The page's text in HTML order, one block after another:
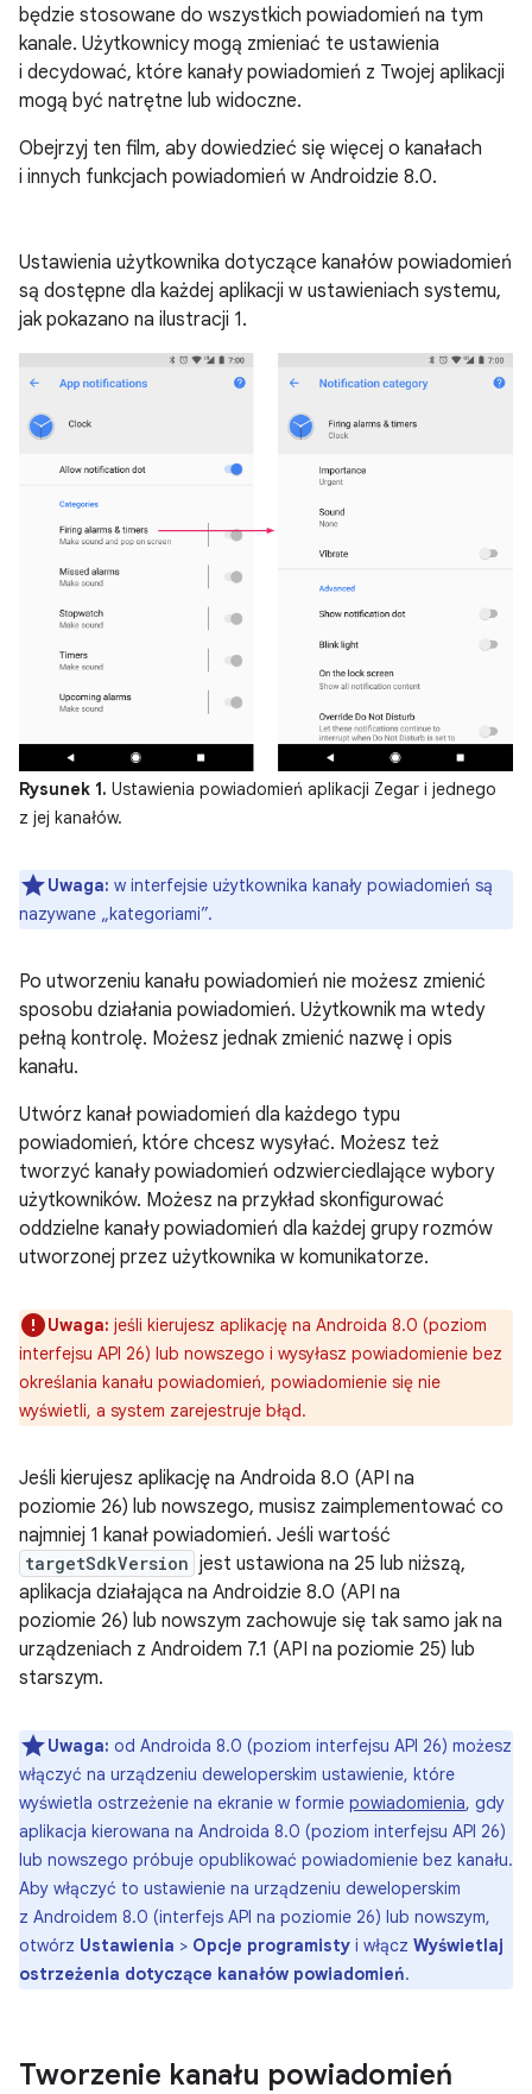
będzie stosowane do wszystkich powiadomień na tym
kanale. Użytkownicy mogą zmieniać te ustawienia
i decydować, które kanały powiadomień z Twojej aplikacji
mogą być natrętne lub widoczne.
Obejrzyj ten film, aby dowiedzieć się więcej o kanałach
i innych funkcjach powiadomień w Androidzie 8.0.
Ustawienia użytkownika dotyczące kanałów powiadomień
są dostępne dla każdej aplikacji w ustawieniach systemu,
jak pokazano na ilustracji 1.
Rysunek 1. Ustawienia powiadomień aplikacji Zegar i jednego
z jej kanałów.
Uwaga: w interfejsie użytkownika kanały powiadomień są
nazywane „kategoriami”.
Po utworzeniu kanału powiadomień nie możesz zmienić
sposobu działania powiadomień. Użytkownik ma wtedy
pełną kontrolę. Możesz jednak zmienić nazwę i opis
kanału.
Utwórz kanał powiadomień dla każdego typu
powiadomień, które chcesz wysyłać. Możesz też
tworzyć kanały powiadomień odzwierciedlające wybory
użytkowników. Możesz na przykład skonfigurować
oddzielne kanały powiadomień dla każdej grupy rozmów
utworzonej przez użytkownika w komunikatorze.
Uwaga: jeśli kierujesz aplikację na Androida 8.0 (poziom
interfejsu API 26) lub nowszego i wysyłasz powiadomienie bez
określania kanału powiadomień, powiadomienie się nie
wyświetli, a system zarejestruje błąd.
Jeśli kierujesz aplikację na Androida 8.0 (API na
poziomie 26) lub nowszego, musisz zaimplementować co
najmniej 1 kanał powiadomień. Jeśli wartość
targetSdkVersion jest ustawiona na 25 lub niższą,
aplikacja działająca na Androidzie 8.0 (API na
poziomie 26) lub nowszym zachowuje się tak samo jak na
urządzeniach z Androidem 7.1 (API na poziomie 25) lub
starszym.
Uwaga: od Androida 8.0 (poziom interfejsu API 26) możesz
włączyć na urządzeniu deweloperskim ustawienie, które
wyświetla ostrzeżenie na ekranie w formie powiadomienia, gdy
aplikacja kierowana na Androida 8.0 (poziom interfejsu API 26)
lub nowszego próbuje opublikować powiadomienie bez kanału.
Aby włączyć to ustawienie na urządzeniu deweloperskim
z Androidem 8.0 (interfejs API na poziomie 26) lub nowszym,
otwórz Ustawienia > Opcje programisty i włącz Wyświetlaj
ostrzeżenia dotyczące kanałów powiadomień.
Tworzenie kanału powiadomień